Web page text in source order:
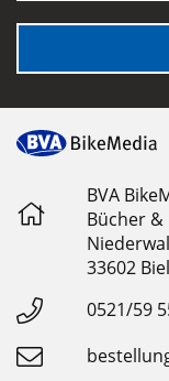
BVA
Bücher &
33602
0521/59